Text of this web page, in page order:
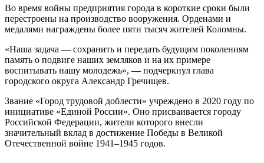
Во время войны предприятия города в короткие сроки были
перестроены на производство вооружения. Орденами и
медалями награждены более пяти тысяч жителей Коломны.
«Наша задача — сохранить и передать будущим поколениям
память о подвиге наших земляков и на их примере
воспитывать нашу молодежь», — подчеркнул глава
городского округа Александр Гречищев.
Звание «Город трудовой доблести» учреждено в 2020 году по
инициативе «Единой России». Оно присваивается городу
Российской Федерации, жители которого внесли
значительный вклад в достижение Победы в Великой
Отечественной войне 1941–1945 годов.